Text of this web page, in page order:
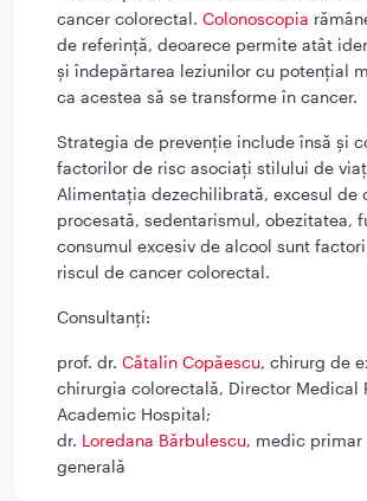
cancer colorectal. Colonoscopia
de referință, deoarece permite atât
și îndepărtarea leziunilor cu potențial
ca acestea să se transforme în cancer.
Strategia de prevenție include însă și
factorilor de risc asociați stilului de
Alimentația dezechilibrată, excesul de
procesată, sedentarismul, obezitatea,
consumul excesiv de alcool sunt
riscul de cancer colorectal.
Consultanți:
prof. dr. Cătalin Copăescu, chirurg de
chirurgia colorectală, Director Medical
Academic Hospital;
dr. Loredana Bărbulescu, medic primar
generală